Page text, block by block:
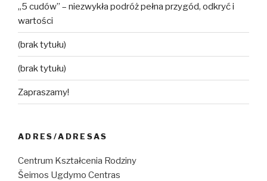
„5 cudów” – niezwykła podróż pełna przygód, odkryć i
wartości
(brak tytułu)
(brak tytułu)
Zapraszamy!
ADRES/ADRESAS
Centrum Kształcenia Rodziny
Šeimos Ugdymo Centras